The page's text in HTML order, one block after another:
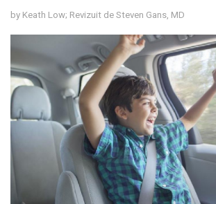
by Keath Low; Revizuit de Steven Gans, MD